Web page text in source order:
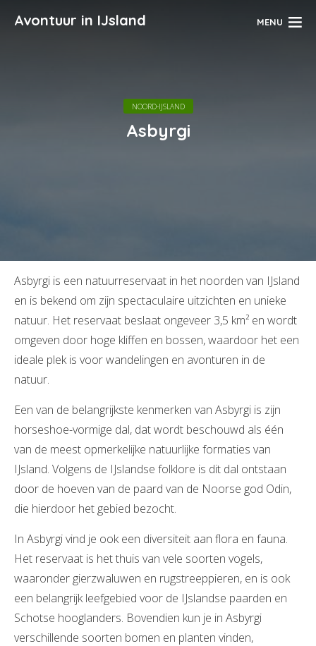
Avontuur in IJsland MENU
NOORD-IJSLAND
Asbyrgi
Asbyrgi is een natuurreservaat in het noorden van IJsland
en is bekend om zijn spectaculaire uitzichten en unieke
natuur. Het reservaat beslaat ongeveer 3,5 km² en wordt
omgeven door hoge kliffen en bossen, waardoor het een
ideale plek is voor wandelingen en avonturen in de
natuur.
Een van de belangrijkste kenmerken van Asbyrgi is zijn
horseshoe-vormige dal, dat wordt beschouwd als één
van de meest opmerkelijke natuurlijke formaties van
IJsland. Volgens de IJslandse folklore is dit dal ontstaan
door de hoeven van de paard van de Noorse god Odin,
die hierdoor het gebied bezocht.
In Asbyrgi vind je ook een diversiteit aan flora en fauna.
Het reservaat is het thuis van vele soorten vogels,
waaronder gierzwaluwen en rugstreeppieren, en is ook
een belangrijk leefgebied voor de IJslandse paarden en
Schotse hooglanders. Bovendien kun je in Asbyrgi
verschillende soorten bomen en planten vinden,